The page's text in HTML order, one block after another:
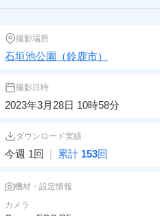
撮影場所
石垣池公園（鈴鹿市）
撮影日時
2023年3月28日 10時58分
ダウンロード実績
今週 1回 | 累計 153回
機材・設定情報
カメラ